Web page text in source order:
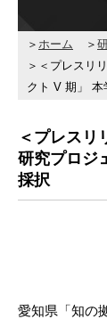
ホーム
＜プレスリ
クト V 期」 本
＜プレスリ
研究プロジ
採択
愛知県「知の